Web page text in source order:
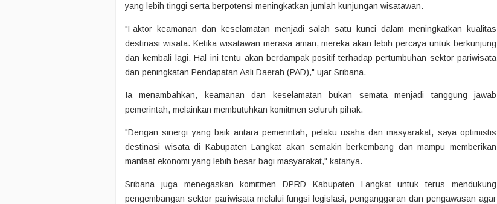
yang lebih tinggi serta berpotensi meningkatkan jumlah kunjungan wisatawan.
"Faktor keamanan dan keselamatan menjadi salah satu kunci dalam meningkatkan kualitas
destinasi wisata. Ketika wisatawan merasa aman, mereka akan lebih percaya untuk berkunjung
dan kembali lagi. Hal ini tentu akan berdampak positif terhadap pertumbuhan sektor pariwisata
dan peningkatan Pendapatan Asli Daerah (PAD)," ujar Sribana.
Ia menambahkan, keamanan dan keselamatan bukan semata menjadi tanggung jawab
pemerintah, melainkan membutuhkan komitmen seluruh pihak.
"Dengan sinergi yang baik antara pemerintah, pelaku usaha dan masyarakat, saya optimistis
destinasi wisata di Kabupaten Langkat akan semakin berkembang dan mampu memberikan
manfaat ekonomi yang lebih besar bagi masyarakat," katanya.
Sribana juga menegaskan komitmen DPRD Kabupaten Langkat untuk terus mendukung
pengembangan sektor pariwisata melalui fungsi legislasi, penganggaran dan pengawasan agar